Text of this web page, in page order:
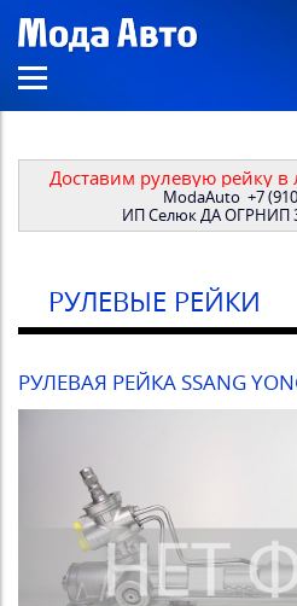
Доставим рулевую рейку
ModaAuto +7
ИП Селюк ДА ОГРНИП
РУЛЕВЫЕ РЕЙКИ